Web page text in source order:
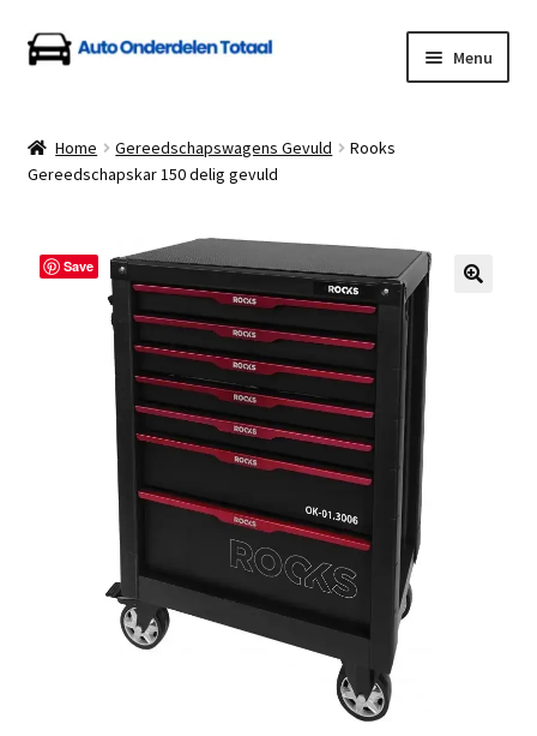
Ga
door
navigatie
Ga
naar
inhoud
Menu
Algemene Voorwaarden
Auto Onderdelen Shop
Betalen en Verzenden
Klantenservice
Linkpartners
Home Gereedschapswagens Gevuld
Rooks
Gereedschapskar 150 delig gevuld
Save